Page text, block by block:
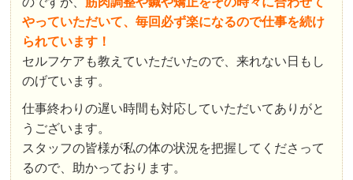
やっていただいて、毎回必ず楽になるので仕事を続け
られています！
セルフケアも教えていただいたので、来れない日もし
のげています。
仕事終わりの遅い時間も対応していただいてありがと
うございます。
スタッフの皆様が私の体の状況を把握してくださって
るので、助かっております。